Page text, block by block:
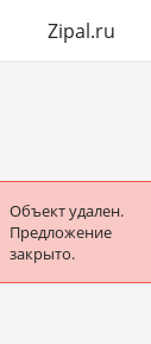
Zipal.ru
Объект удален.
Предложение
закрыто.